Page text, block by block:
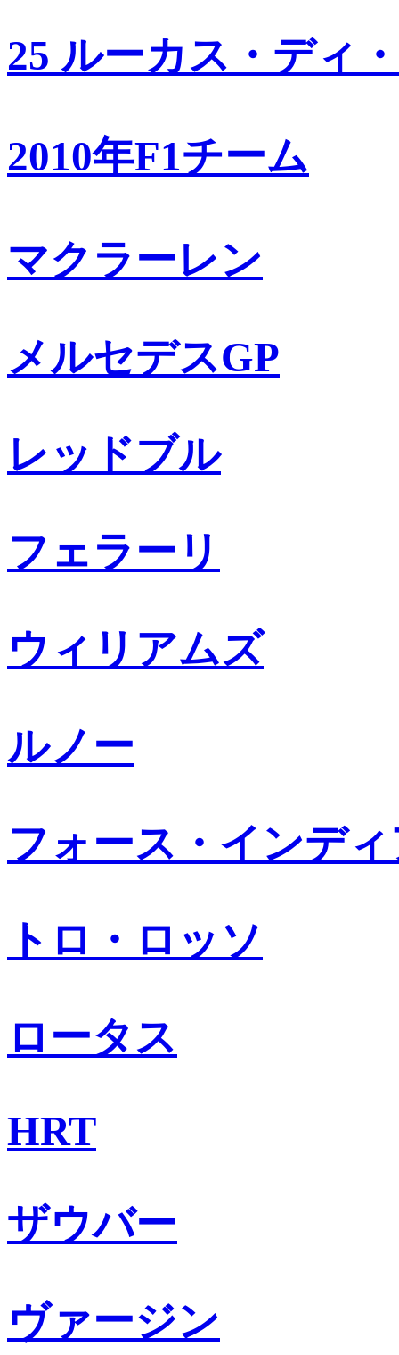
25 ルーカス・ディ
2010年F1チーム
マクラーレン
メルセデスGP
レッドブル
フェラーリ
ウィリアムズ
ルノー
フォース・インデ
トロ・ロッソ
ロータス
HRT
ザウバー
ヴァージン